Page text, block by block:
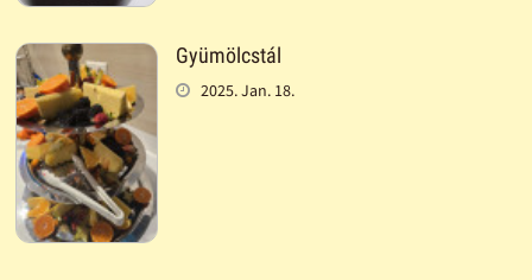
Gyümölcstál
2025. Jan. 18.